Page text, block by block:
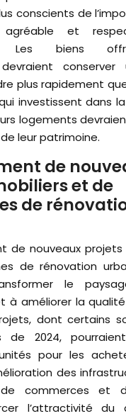
conscients de
et
Les biens
conserver
plus rapidement
investissent dans
logements
leur patrimoine.
de
et de
de
de nouveaux projets
de rénovation
le
à améliorer la
dont certains
de 2024,
pour les
des
commerces et
l’attractivité du